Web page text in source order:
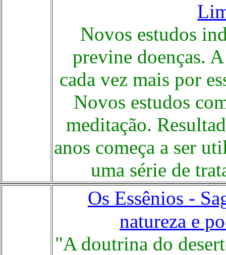
Novos estudos
previne doenças.
cada vez mais por
Novos estudos
meditação.
anos começa a ser
uma série de
Os Essênios -
natureza e
"A doutrina do